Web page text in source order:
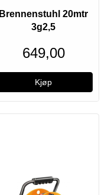
Brennenstuhl 20mtr
3g2,5
649,00